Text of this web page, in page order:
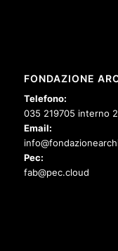
FONDAZIONE
Telefono:
035 219705 interno 2
Email:
Pec:
fab@pec.cloud